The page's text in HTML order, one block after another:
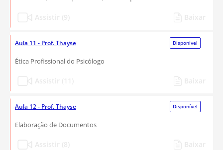
Aula 11 - Prof. Thayse Disponível
Ética Profissional do Psicólogo
Aula 12 - Prof. Thayse Disponível
Elaboração de Documentos